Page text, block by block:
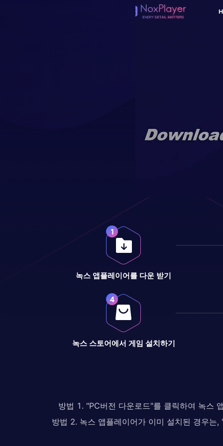
녹스 앱플레이어를 다운 받기
녹스 스토어에서 게임 설치하기
방법 1. "PC버전 다운로드"를 클릭하여 녹스
방법 2. 녹스 앱플레이어가 이미 설치된 경우는